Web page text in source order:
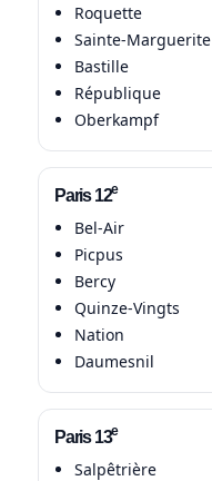
Roquette
Sainte-Marguerite
Bastille
République
Oberkampf
Paris 12e
Bel-Air
Picpus
Bercy
Quinze-Vingts
Nation
Daumesnil
Paris 13e
Salpêtrière